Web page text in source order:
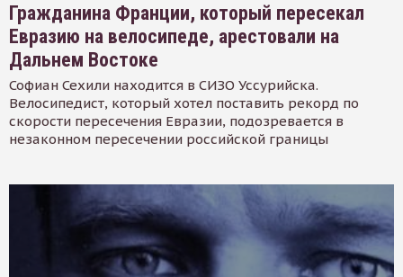
Гражданина Франции, который пересекал
Евразию на велосипеде, арестовали на
Дальнем Востоке
Софиан Сехили находится в СИЗО Уссурийска.
Велосипедист, который хотел поставить рекорд по
скорости пересечения Евразии, подозревается в
незаконном пересечении российской границы